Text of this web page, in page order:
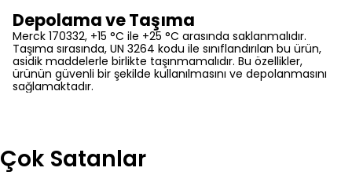
Depolama ve Taşıma
Merck 170332, +15 °C ile +25 °C arasında saklanmalıdır.
Taşıma sırasında, UN 3264 kodu ile sınıflandırılan bu ürün,
asidik maddelerle birlikte taşınmamalıdır. Bu özellikler,
ürünün güvenli bir şekilde kullanılmasını ve depolanmasını
sağlamaktadır.
Çok Satanlar